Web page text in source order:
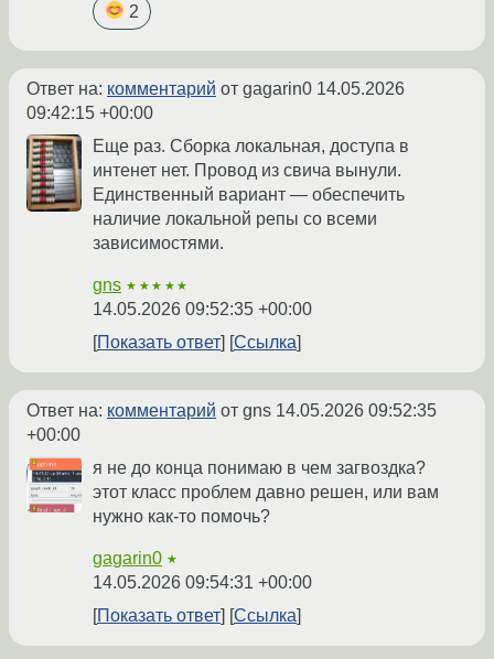
2
Ответ на: комментарий от gagarin0 14.05.2026
09:42:15 +00:00
Еще раз. Сборка локальная, доступа в
интенет нет. Провод из свича вынули.
Единственный вариант — обеспечить
наличие локальной репы со всеми
зависимостями.
gns ★★★★★
14.05.2026 09:52:35 +00:00
Показать ответ
Ссылка
Ответ на: комментарий от gns 14.05.2026 09:52:35
+00:00
я не до конца понимаю в чем загвоздка?
этот класс проблем давно решен, или вам
нужно как-то помочь?
gagarin0 ★
14.05.2026 09:54:31 +00:00
Показать ответ
Ссылка